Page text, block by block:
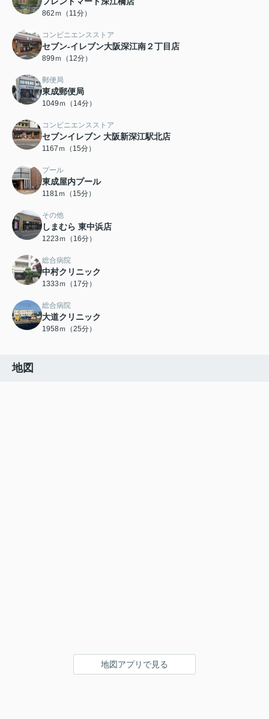
862ｍ（11分）
コンビニエンスストア
セブン-イレブン大阪深江南２丁目店
899ｍ（12分）
郵便局
東成郵便局
1049ｍ（14分）
コンビニエンスストア
セブンイレブン 大阪新深江駅北店
1167ｍ（15分）
プール
東成屋内プール
1181ｍ（15分）
その他
しまむら 東中浜店
1223ｍ（16分）
総合病院
中村クリニック
1333ｍ（17分）
総合病院
大道クリニック
1958ｍ（25分）
地図
地図アプリで見る